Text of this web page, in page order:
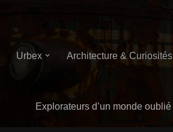
Urbex
Architecture & Curiosités
Explorateurs d’un monde oublié